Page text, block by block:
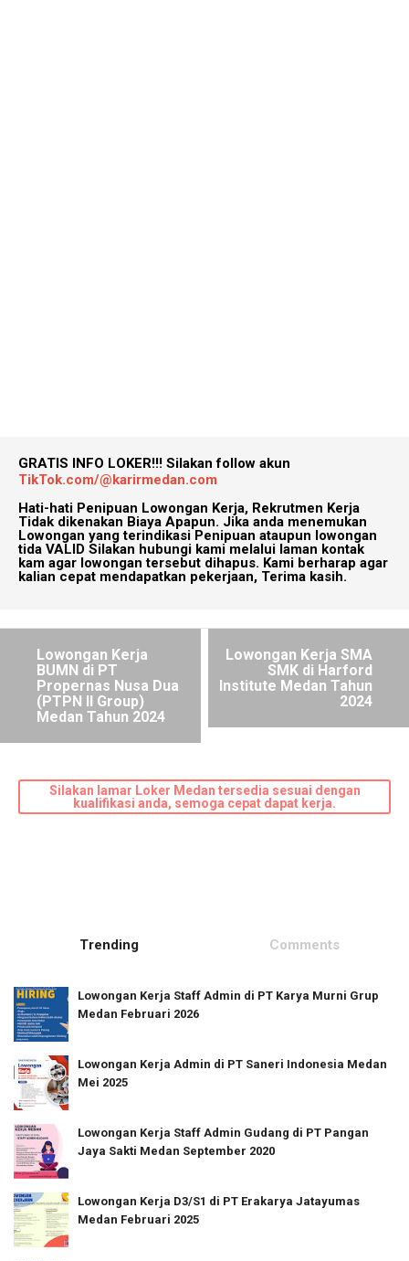
GRATIS INFO LOKER!!! Silakan follow akun
TikTok.com/@karirmedan.com
Hati-hati Penipuan Lowongan Kerja, Rekrutmen Kerja
Tidak dikenakan Biaya Apapun. Jika anda menemukan
Lowongan yang terindikasi Penipuan ataupun lowongan
tida VALID Silakan hubungi kami melalui laman kontak
kam agar lowongan tersebut dihapus. Kami berharap agar
kalian cepat mendapatkan pekerjaan, Terima kasih.
Lowongan Kerja
BUMN di PT
Propernas Nusa Dua
(PTPN II Group)
Medan Tahun 2024
Lowongan Kerja SMA
SMK di Harford
Institute Medan Tahun
2024
Silakan lamar Loker Medan tersedia sesuai dengan
kualifikasi anda, semoga cepat dapat kerja.
Trending Comments
Lowongan Kerja Staff Admin di PT Karya Murni Grup
Medan Februari 2026
Lowongan Kerja Admin di PT Saneri Indonesia Medan
Mei 2025
Lowongan Kerja Staff Admin Gudang di PT Pangan
Jaya Sakti Medan September 2020
Lowongan Kerja D3/S1 di PT Erakarya Jatayumas
Medan Februari 2025